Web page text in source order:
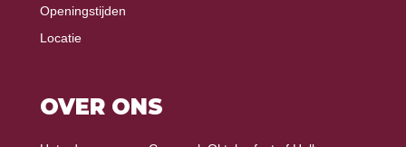
Openingstijden
Locatie
OVER ONS